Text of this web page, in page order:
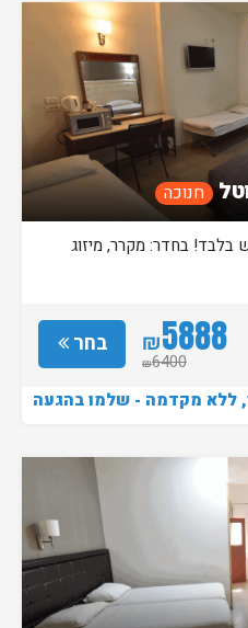
חנוכה
לארבעה עד 5 איש בלבד! בחדר: מקרר, מיזוג
בחר ₪5888
₪6400
ללא מקדמה - שלמו בהגעה